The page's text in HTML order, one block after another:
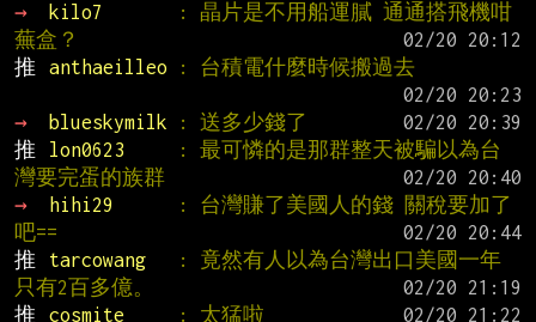
→
kilo7
: 晶片是不用船運膩 通通搭飛機咁
蕪盒？
推
anthaeilleo
: 台積電什麼時候搬過去
→
blueskymilk : 送多少錢了
推
lon0623
: 最可憐的是那群整天被騙以為台
灣要完蛋的族群
→
hihi29
: 台灣賺了美國人的錢 關稅要加了
吧==
推
tarcowang
: 竟然有人以為台灣出口美國一年
只有2百多億。
推
cosmite : 太猛啦